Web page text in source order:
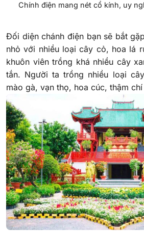
Chính điện mang nét cổ kính, uy
Đối diện chánh điện bạn sẽ bắt
nhỏ với nhiều loại cây cỏ, hoa lá
khuôn viên trồng khá nhiều cây
tắn. Người ta trồng nhiều loại
mào gà, vạn thọ, hoa cúc, thậm